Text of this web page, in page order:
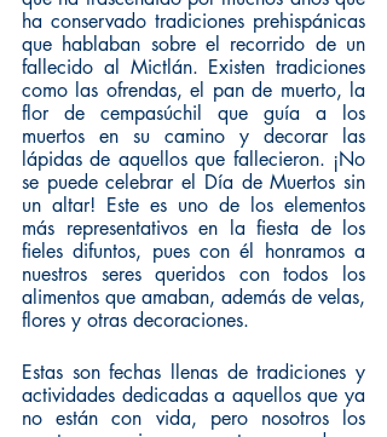
ha conservado tradiciones prehispánicas
que hablaban sobre el recorrido de un
fallecido al Mictlán. Existen tradiciones
como las ofrendas, el pan de muerto, la
flor de cempasúchil que guía a los
muertos en su camino y decorar las
lápidas de aquellos que fallecieron. ¡No
se puede celebrar el Día de Muertos sin
un altar! Este es uno de los elementos
más representativos en la fiesta de los
fieles difuntos, pues con él honramos a
nuestros seres queridos con todos los
alimentos que amaban, además de velas,
flores y otras decoraciones.
Estas son fechas llenas de tradiciones y
actividades dedicadas a aquellos que ya
no están con vida, pero nosotros los